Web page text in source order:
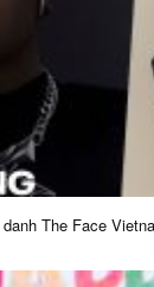
The Face